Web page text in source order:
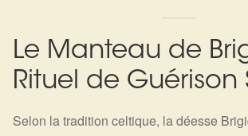
Le Manteau de
Rituel de Guérison
Selon la tradition celtique, la déesse